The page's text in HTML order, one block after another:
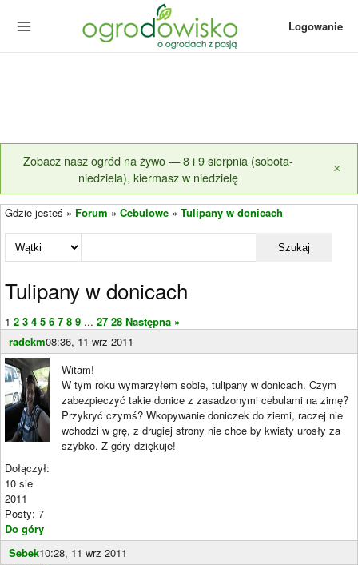
Logowanie
Zobacz nasz ogród na żywo — 8 i 9 sierpnia (sobota-
niedziela), kiermasz w niedzielę
×
Gdzie jesteś » Forum » Cebulowe » Tulipany w donicach
Szukaj
Tulipany w donicach
1 2 3 4 5 6 7 8 9 ... 27 28 Następna »
radekm08:36, 11 wrz 2011
Dołączył:
10 sie
2011
Posty: 7
Do góry
Witam!
W tym roku wymarzyłem sobie, tulipany w donicach. Czym
zabezpieczyć takie donice z zasadzonymi cebulami na zimę?
Przykryć czymś? Wkopywanie doniczek do ziemi, raczej nie
wchodzi w grę, z drugiej strony nie chce by kwiaty urosły za
szybko. Z góry dziękuje!
Sebek10:28, 11 wrz 2011